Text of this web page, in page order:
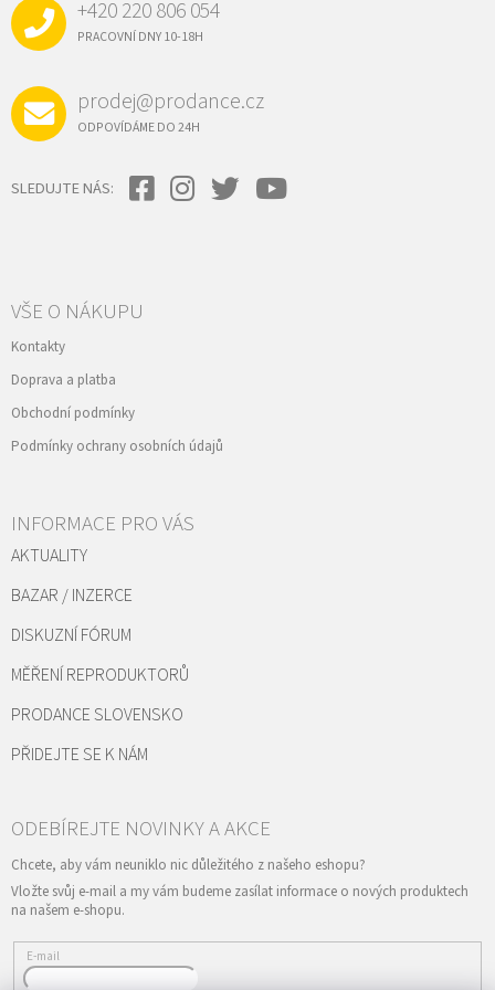
+420 220 806 054
PRACOVNÍ DNY 10-18H
prodej@prodance.cz
ODPOVÍDÁME DO 24H
SLEDUJTE NÁS:
VŠE O NÁKUPU
Kontakty
Doprava a platba
Obchodní podmínky
Podmínky ochrany osobních údajů
INFORMACE PRO VÁS
AKTUALITY
BAZAR / INZERCE
DISKUZNÍ FÓRUM
MĚŘENÍ REPRODUKTORŮ
PRODANCE SLOVENSKO
PŘIDEJTE SE K NÁM
Vložte svůj e-mail a my vám budeme zasílat informace o nových produktech
na našem e-shopu.
E-mail